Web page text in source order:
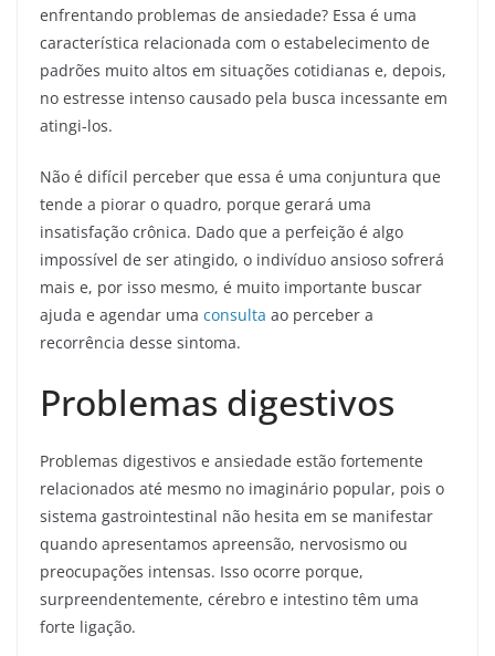
enfrentando problemas de ansiedade? Essa é uma
característica relacionada com o estabelecimento de
padrões muito altos em situações cotidianas e, depois,
no estresse intenso causado pela busca incessante em
atingi-los.
Não é difícil perceber que essa é uma conjuntura que
tende a piorar o quadro, porque gerará uma
insatisfação crônica. Dado que a perfeição é algo
impossível de ser atingido, o indivíduo ansioso sofrerá
mais e, por isso mesmo, é muito importante buscar
ajuda e agendar uma consulta ao perceber a
recorrência desse sintoma.
Problemas digestivos
Problemas digestivos e ansiedade estão fortemente
relacionados até mesmo no imaginário popular, pois o
sistema gastrointestinal não hesita em se manifestar
quando apresentamos apreensão, nervosismo ou
preocupações intensas. Isso ocorre porque,
surpreendentemente, cérebro e intestino têm uma
forte ligação.